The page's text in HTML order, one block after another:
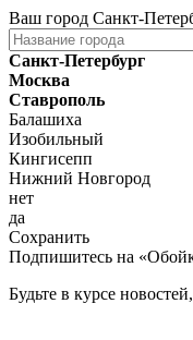
Ваш город Санкт-
Санкт-Петербург
Москва
Ставрополь
Балашиха
Изобильный
Кингисепп
Нижний Новгород
нет
да
Сохранить
Подпишитесь на
Будьте в курсе